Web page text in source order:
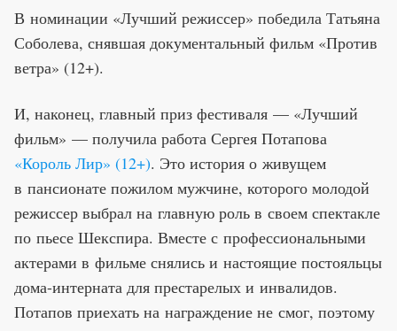
В номинации «Лучший режиссер» победила Татьяна
Соболева, снявшая документальный фильм «Против
ветра» (12+).
И, наконец, главный приз фестиваля — «Лучший
фильм» — получила работа Сергея Потапова
«Король Лир» (12+). Это история о живущем
в пансионате пожилом мужчине, которого молодой
режиссер выбрал на главную роль в своем спектакле
по пьесе Шекспира. Вместе с профессиональными
актерами в фильме снялись и настоящие постояльцы
дома-интерната для престарелых и инвалидов.
Потапов приехать на награждение не смог, поэтому